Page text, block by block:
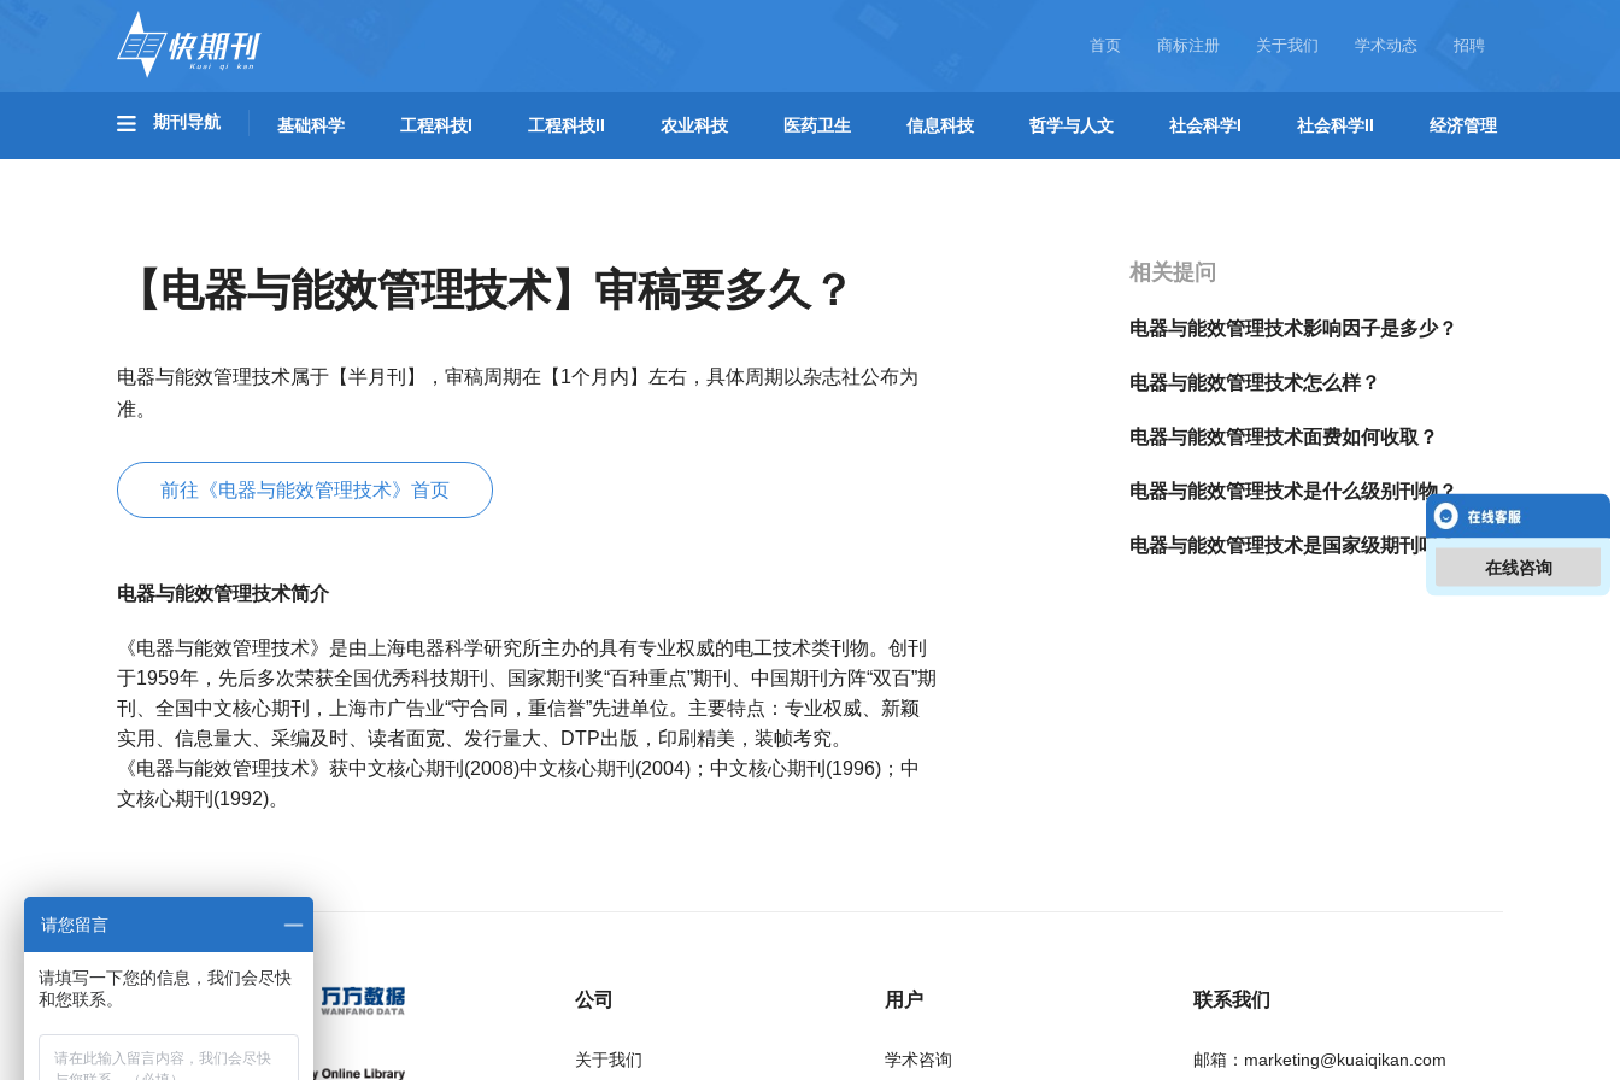
首页 商标注册 关于我们 学术动态 招聘
期刊导航 基础科学 工程科技I 工程科技II 农业科技 医药卫生 信息科技 哲学与人文 社会科学I 社会科学II 经济管理
【电器与能效管理技术】审稿要多久？
电器与能效管理技术属于【半月刊】，审稿周期在【1个月内】左右，具体周期以杂志社公布为
准。
前往《电器与能效管理技术》首页
电器与能效管理技术简介
《电器与能效管理技术》是由上海电器科学研究所主办的具有专业权威的电工技术类刊物。创刊
于1959年，先后多次荣获全国优秀科技期刊、国家期刊奖“百种重点”期刊、中国期刊方阵“双百”期
刊、全国中文核心期刊，上海市广告业“守合同，重信誉”先进单位。主要特点：专业权威、新颖
实用、信息量大、采编及时、读者面宽、发行量大、DTP出版，印刷精美，装帧考究。
《电器与能效管理技术》获中文核心期刊(2008)中文核心期刊(2004)；中文核心期刊(1996)；中
文核心期刊(1992)。
相关提问
电器与能效管理技术影响因子是多少？
电器与能效管理技术怎么样？
电器与能效管理技术面费如何收取？
电器与能效管理技术是什么级别刊物？
电器与能效管理技术是国家级期刊吗？
公司
关于我们
用户
学术咨询
联系我们
邮箱：marketing@kuaiqikan.com
在线咨询
请您留言
请填写一下您的信息，我们会尽快
和您联系。